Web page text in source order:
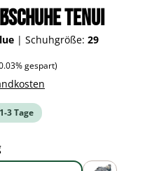
Tenui
| Schuhgröße: 29
gespart)
3 Tage
auswählen